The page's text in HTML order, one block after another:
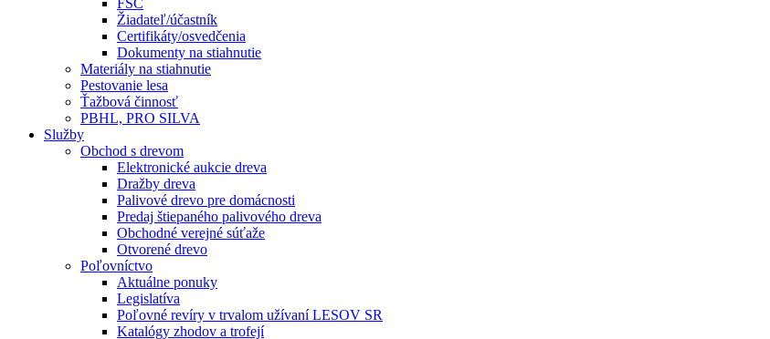
Žiadateľ/účastník
Certifikáty/osvedčenia
Dokumenty na stiahnutie
Materiály na stiahnutie
Pestovanie lesa
Ťažbová činnosť
PBHL, PRO SILVA
Služby
Obchod s drevom
Elektronické aukcie dreva
Dražby dreva
Palivové drevo pre domácnosti
Predaj štiepaného palivového dreva
Obchodné verejné súťaže
Otvorené drevo
Poľovníctvo
Aktuálne ponuky
Legislatíva
Poľovné revíry v trvalom užívaní LESOV SR
Katalógy zhodov a trofejí